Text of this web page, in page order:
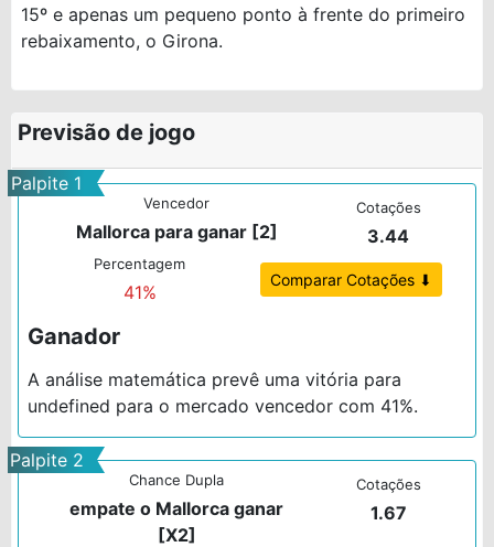
15º e apenas um pequeno ponto à frente do primeiro
rebaixamento, o Girona.
Previsão de jogo
Palpite 1
Vencedor
Mallorca para ganar [2]
Cotações
3.44
Percentagem
41%
Comparar Cotações ⬇
Ganador
A análise matemática prevê uma vitória para
undefined para o mercado vencedor com 41%.
Palpite 2
Chance Dupla
empate o Mallorca ganar
[X2]
Cotações
1.67